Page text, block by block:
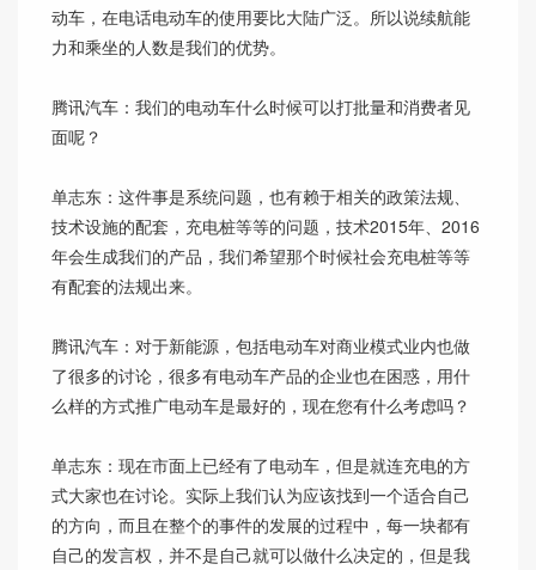
动车，在电话电动车的使用要比大陆广泛。所以说续航能
力和乘坐的人数是我们的优势。
腾讯汽车：我们的电动车什么时候可以打批量和消费者见
面呢？
单志东：这件事是系统问题，也有赖于相关的政策法规、
技术设施的配套，充电桩等等的问题，技术2015年、2016
年会生成我们的产品，我们希望那个时候社会充电桩等等
有配套的法规出来。
腾讯汽车：对于新能源，包括电动车对商业模式业内也做
了很多的讨论，很多有电动车产品的企业也在困惑，用什
么样的方式推广电动车是最好的，现在您有什么考虑吗？
单志东：现在市面上已经有了电动车，但是就连充电的方
式大家也在讨论。实际上我们认为应该找到一个适合自己
的方向，而且在整个的事件的发展的过程中，每一块都有
自己的发言权，并不是自己就可以做什么决定的，但是我